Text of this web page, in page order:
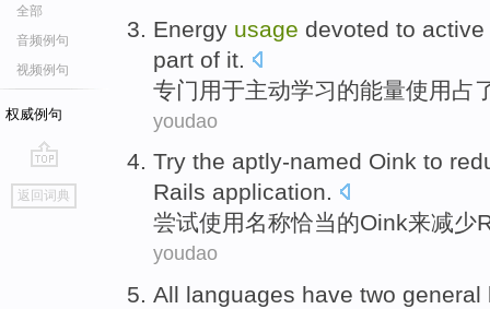
全部
音频例句
视频例句
权威例句
go
top
返回词典
Energy usage devoted to active
part of it.
专门 用于主动学习的能量使用占
youdao
Try the aptly-named Oink to
Rails application.
尝试使用名称恰当的Oink来减少
youdao
All languages have two general